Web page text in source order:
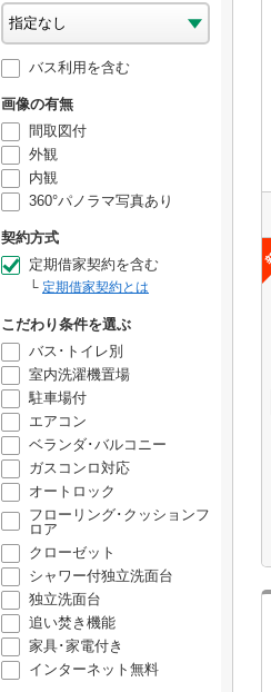
バス利用を含む
画像の有無
間取図付
外観
内観
360°パノラマ写真あり
契約方式
定期借家契約を含む
定期借家契約とは
こだわり条件を選ぶ
バス･トイレ別
室内洗濯機置場
駐車場付
エアコン
ベランダ･バルコニー
ガスコンロ対応
オートロック
フローリング･クッションフ
ロア
クローゼット
シャワー付独立洗面台
独立洗面台
追い焚き機能
家具･家電付き
インターネット無料